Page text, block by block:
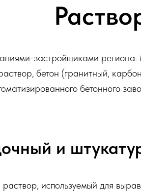
застройщиками
бетон (гранитный,
бетонного
и
используемый для